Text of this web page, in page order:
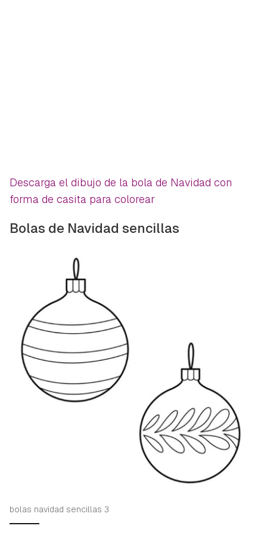
Descarga el dibujo de la bola de Navidad con
forma de casita para colorear
Bolas de Navidad sencillas
bolas navidad sencillas 3